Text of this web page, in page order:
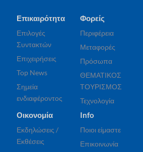
Επικαιρότητα
Επιλογές
Συντακτών
Επιχειρήσεις
Top News
Σημεία
ενδιαφέροντος
Φορείς
Περιφέρεια
Μεταφορές
Πρόσωπα
ΘΕΜΑΤΙΚΟΣ
ΤΟΥΡΙΣΜΟΣ
Τεχνολογία
Οικονομία
Εκδηλώσεις /
Εκθέσεις
Info
Ποιοι είμαστε
Επικοινωνία